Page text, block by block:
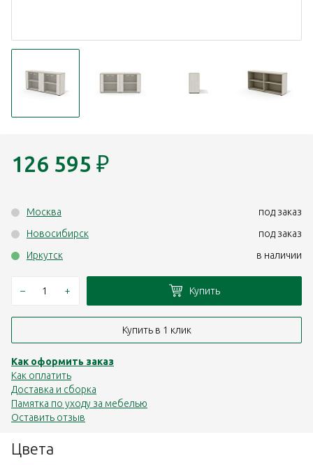
Цвета
126 595 ₽
Москва
под заказ
Новосибирск
под заказ
Иркутск
в наличии
– + Купить
Купить в 1 клик
Как оформить заказ
Как оплатить
Доставка и сборка
Памятка по уходу за мебелью
Оставить отзыв